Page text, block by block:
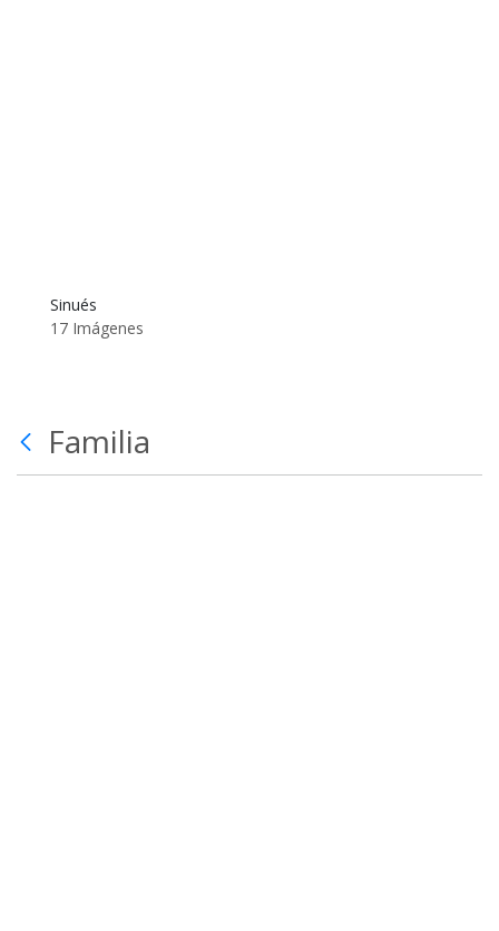
Sinués
17 Imágenes
Familia